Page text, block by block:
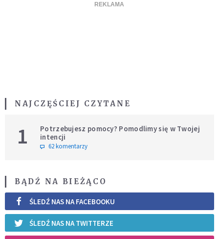
NAJCZĘŚCIEJ CZYTANE
1
Potrzebujesz pomocy? Pomodlimy się w Twojej
intencji
62 komentarzy
BĄDŹ NA BIEŻĄCO
ŚLEDŹ NAS NA FACEBOOKU
ŚLEDŹ NAS NA TWITTERZE